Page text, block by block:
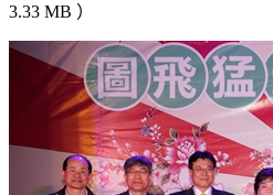
3.33 MB ）